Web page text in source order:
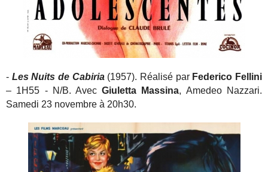
- Les Nuits de Cabiria (1957). Réalisé par Federico Fellini
– 1H55 - N/B. AvecGiuletta Massina, Amedeo Nazzari.
Samedi 23 novembre à 20h30.